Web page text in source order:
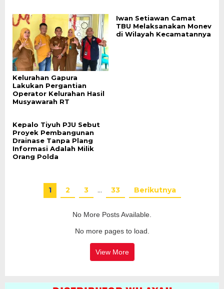
Kelurahan Gapura
Lakukan Pergantian
Operator Kelurahan Hasil
Musyawarah RT
Iwan Setiawan Camat
TBU Melaksanakan Monev
di Wilayah Kecamatannya
Kepalo Tiyuh PJU Sebut
Proyek Pembangunan
Drainase Tanpa Plang
Informasi Adalah Milik
Orang Polda
1 2 3 … 33 Berikutnya
No More Posts Available.
No more pages to load.
View More